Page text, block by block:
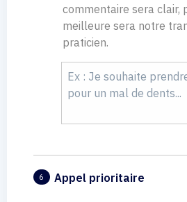
commentaire sera clair,
meilleure sera notre
praticien.
6 Appel prioritaire